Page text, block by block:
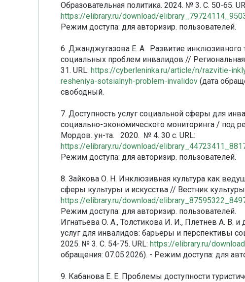
Образовательная политика. 2024. № 3. С. 50-65.
https://elibrary.ru/download/
Режим доступа: для авторизир. пользователей.
6. Джанджугазова Е. А. Развитие
социальных проблем инвалидов //
31. URL: https://cyberleninka.ru/article/n/razvitie-
resheniya-sotsialnyh-problem-invalidov (дата
свободный.
7. Доступность услуг социальной сферы для
социально-экономического мониторинга / под
Мордов. ун-та. 2020. № 4. 30 с. URL:
https://elibrary.ru/download/
Режим доступа: для авторизир. пользователей.
8. Зайкова О. Н. Инклюзивная культура как
сферы культуры и искусства // Вестник
https://elibrary.ru/download/
Режим доступа: для авторизир. пользователей.
Игнатьева О. А., Толстикова И. И., Плетнев А. В.
услуг для инвалидов: барьеры и перспективы
2025. № 3. С. 54-75. URL: https://elibrary.ru/
обращения: 07.05.2026). - Режим доступа: для
9. Кабанова Е. Е. Проблемы доступности